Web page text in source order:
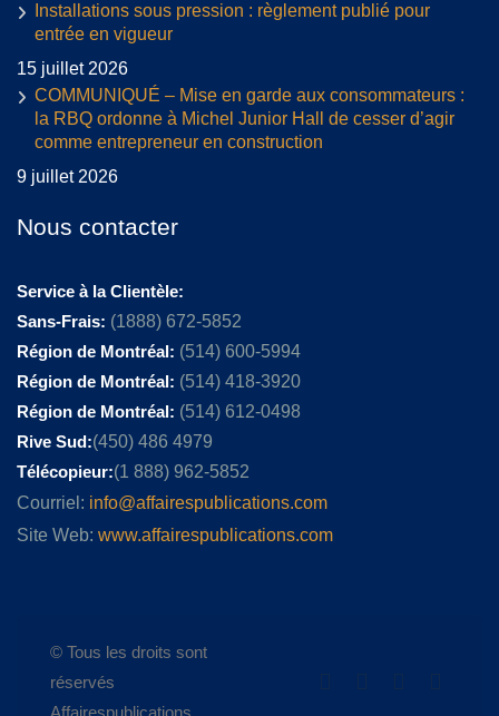
Installations sous pression : règlement publié pour
entrée en vigueur
15 juillet 2026
COMMUNIQUÉ – Mise en garde aux consommateurs :
la RBQ ordonne à Michel Junior Hall de cesser d’agir
comme entrepreneur en construction
9 juillet 2026
Nous contacter
Service à la Clientèle:
Sans-Frais: (1888) 672-5852
Région de Montréal: (514) 600-5994
Région de Montréal: (514) 418-3920
Région de Montréal: (514) 612-0498
Rive Sud:(450) 486 4979
Télécopieur:(1 888) 962-5852
Courriel: info@affairespublications.com
Site Web: www.affairespublications.com
© Tous les droits sont
réservés
Affairespublications.